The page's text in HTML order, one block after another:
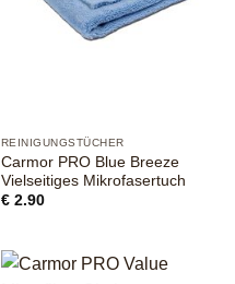
REINIGUNGSTÜCHER
Carmor PRO Blue Breeze
Vielseitiges Mikrofasertuch
€2.90